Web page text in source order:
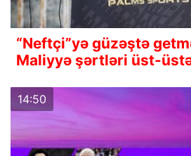
“Neftçi”yə güzəştə
Maliyyə şərtləri üst-
14:50